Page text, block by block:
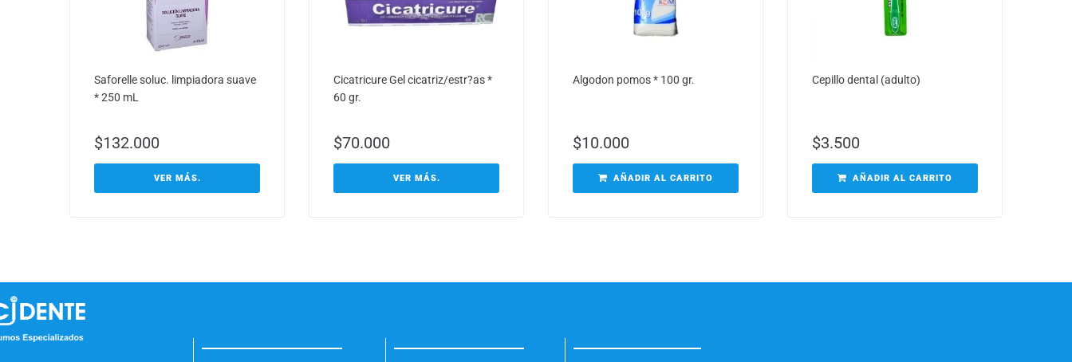
Saforelle soluc. limpiadora suave
* 250 mL
$132.000
VER MÁS.
Cicatricure Gel cicatriz/estr?as *
60 gr.
$70.000
VER MÁS.
Algodon pomos * 100 gr.
$10.000
AÑADIR AL CARRITO
Cepillo dental (adulto)
$3.500
AÑADIR AL CARRITO